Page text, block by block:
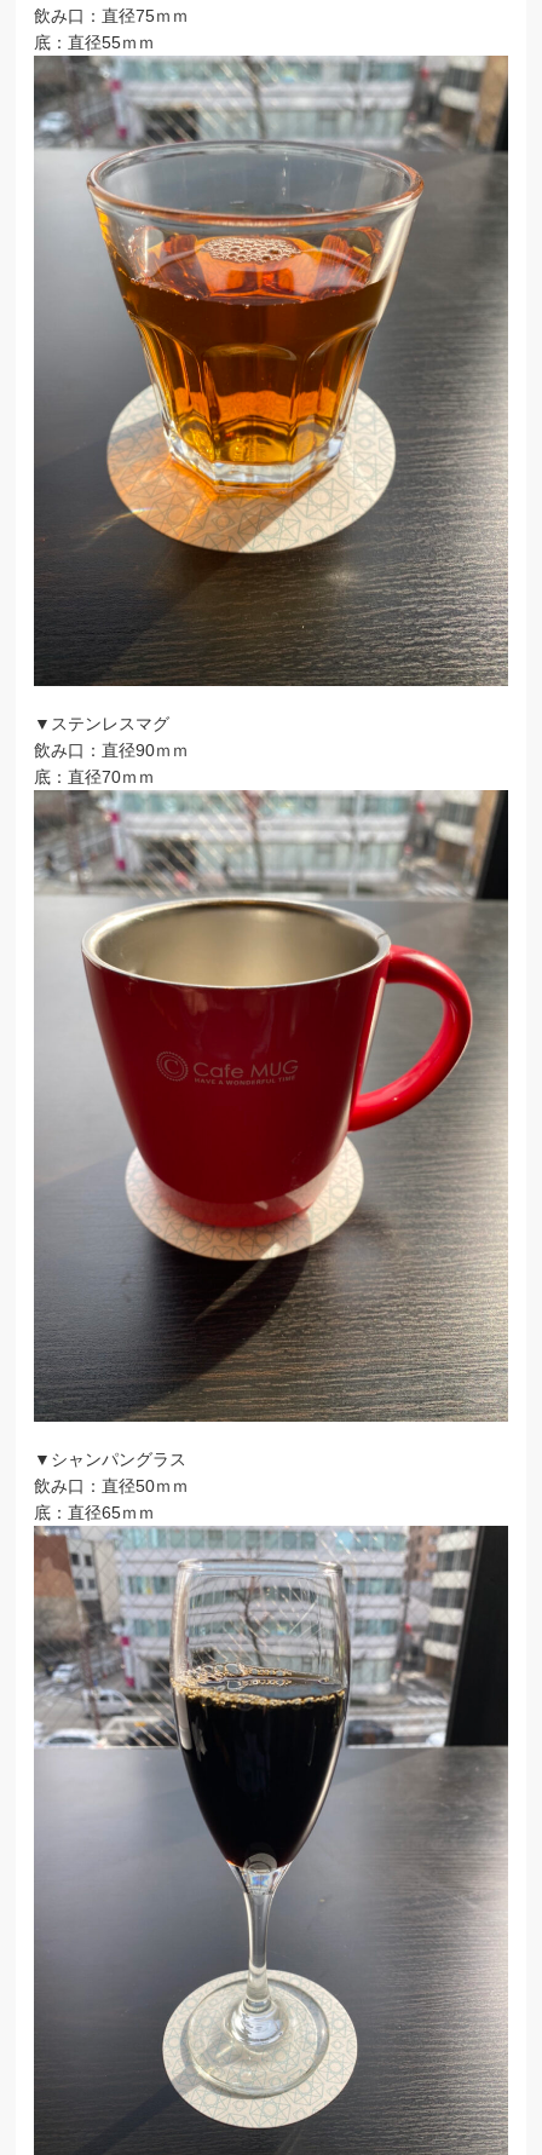
飲み口：直径75ｍｍ
底：直径55ｍｍ
▼ステンレスマグ
飲み口：直径90ｍｍ
底：直径70ｍｍ
▼シャンパングラス
飲み口：直径50ｍｍ
底：直径65ｍｍ